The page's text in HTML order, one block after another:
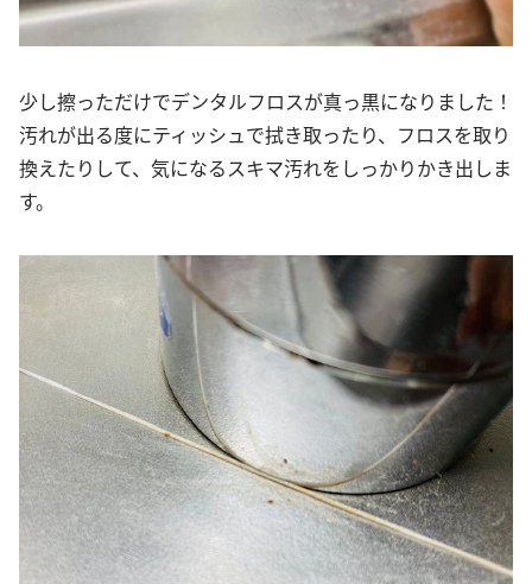
少し擦っただけでデンタルフロスが真っ黒になりました！
汚れが出る度にティッシュで拭き取ったり、フロスを取り
換えたりして、気になるスキマ汚れをしっかりかき出しま
す。